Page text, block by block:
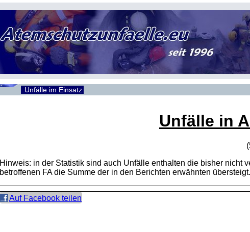
Unfälle im Einsatz
Unfälle in
Hinweis: in der Statistik sind auch Unfälle enthalten die bisher nicht
betroffenen FAdie Summe der in den Berichten erwähnten übersteigt.
Auf Facebook teilen